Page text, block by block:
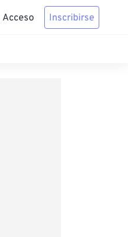
Acceso Inscribirse